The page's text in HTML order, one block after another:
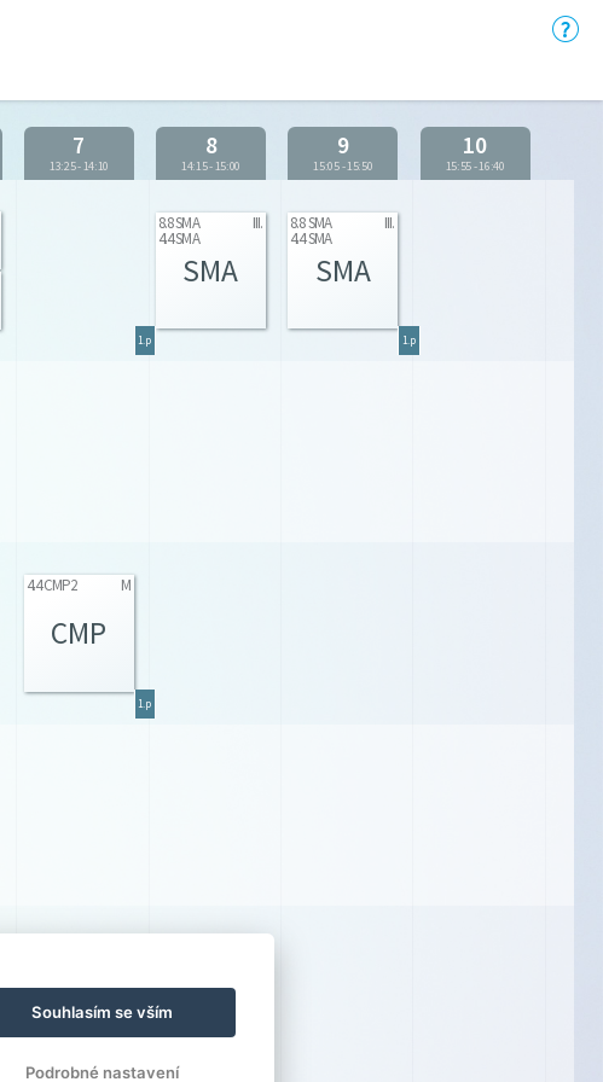
7
13:25-14:10
8
14:15-15:00
9
15:05-15:50
10
15:55-16:40
8.8 SMA
4.4 SMA
III.
SMA
8.8 SMA
4.4 SMA
III.
SMA
1.p 1.p
4.4 CMP2 M
CMP
1.p
Souhlasím se vším
Podrobné nastavení